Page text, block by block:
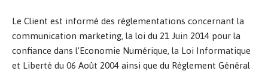
Le Client est informé des réglementations concernant la
communication marketing, la loi du 21 Juin 2014 pour la
confiance dans l’Economie Numérique, la Loi Informatique
et Liberté du 06 Août 2004 ainsi que du Règlement Général